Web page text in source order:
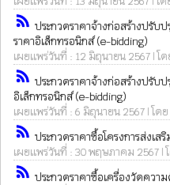
rss_feed ประกวดราคาจ้างก่อสร้างปรับ
ราคาอิเล็กทรอนิกส์ (e-bidding)
เผยแพร่วันที่ : 12 มิถุนายน 2567 | โ
rss_feed ประกวดราคาจ้างก่อสร้างปรับ
อิเล็กทรอนิกส์ (e-bidding)
เผยแพร่วันที่ : 6 มิถุนายน 2567 | โด
rss_feed ประกวดราคาซื้อโครงการส่งเ
เผยแพร่วันที่ : 30 พฤษภาคม 2567 |
rss_feed ประกวดราคาซื้อเครื่องวัดคว